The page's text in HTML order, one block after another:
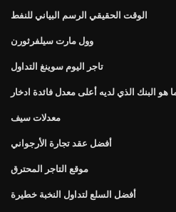
الوقت الحقيقي الرسم البياني للنفط
وول مارت سيلفرثورن
تاجر اليوم سوينغ التداول
هو البنك الذي لديه أعلى معدل فائدة ادخار
معدلات سيف
أفضل عقد تجارة الأرجواني
موقع التاجر المحترق
أفضل السلع لتداول النخبة خطيرة